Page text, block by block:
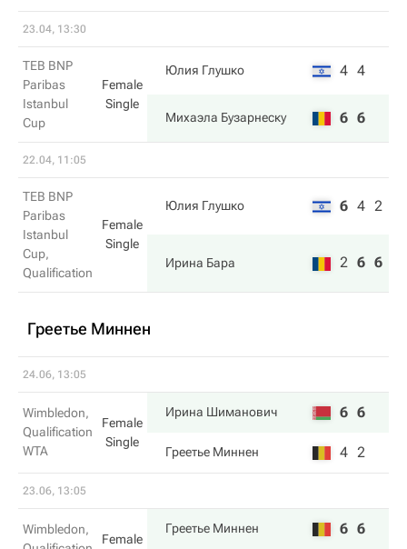
23.04, 13:30
TEB BNP
Paribas
Istanbul
Cup
Female
Single
Юлия Глушко 4 4
Михаэла Бузарнеску 6 6
22.04, 11:05
TEB BNP
Paribas
Istanbul
Cup,
Qualification
Female
Single
Юлия Глушко 6 4 2
Ирина Бара 2 6 6
Греетье Миннен
24.06, 13:05
Wimbledon,
Qualification
WTA
Female
Single
Ирина Шиманович 6 6
Греетье Миннен 4 2
23.06, 13:05
Wimbledon,
Female
Греетье Миннен 6 6